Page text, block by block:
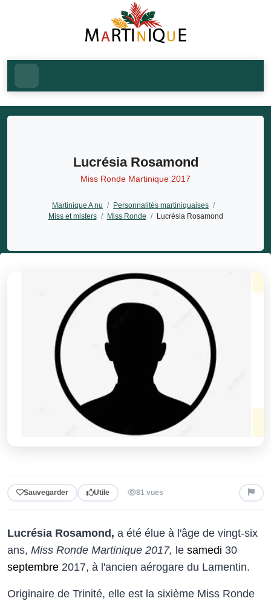
Lucrésia Rosamond
Miss Ronde Martinique 2017
Martinique A nu / Personnalités martiniquaises /
Miss et misters / Miss Ronde / Lucrésia Rosamond
Sauvegarder Utile 81 vues
Lucrésia Rosamond, a été élue à l'âge de vingt-six
ans, Miss Ronde Martinique 2017, le samedi 30
septembre 2017, à l'ancien aérogare du Lamentin.
Originaire de Trinité, elle est la sixième Miss Ronde